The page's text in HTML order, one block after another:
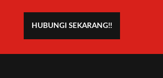
HUBUNGI SEKARANG!!